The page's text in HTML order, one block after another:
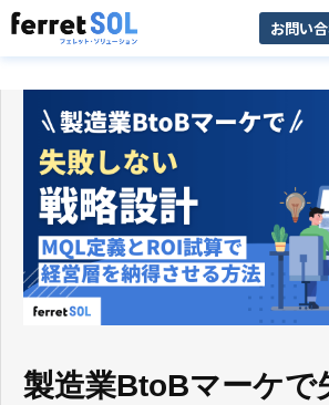
お問い
サービス一覧
お役立ち情報
製造業BtoBマーケで